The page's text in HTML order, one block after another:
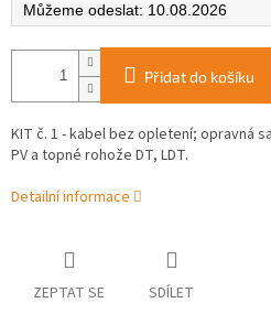
10.08.2026
Přidat do košíku
KIT č. 1 - kabel bez opletení; opravná
PV a topné rohože DT, LDT.
Detailní informace
ZEPTAT SE SDÍLET